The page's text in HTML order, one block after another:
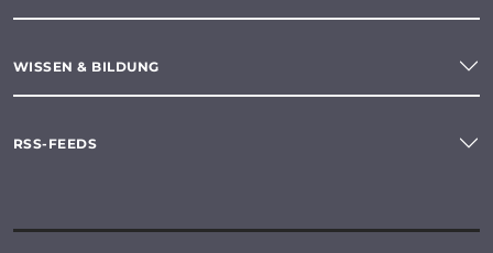
WISSEN & BILDUNG
RSS-FEEDS